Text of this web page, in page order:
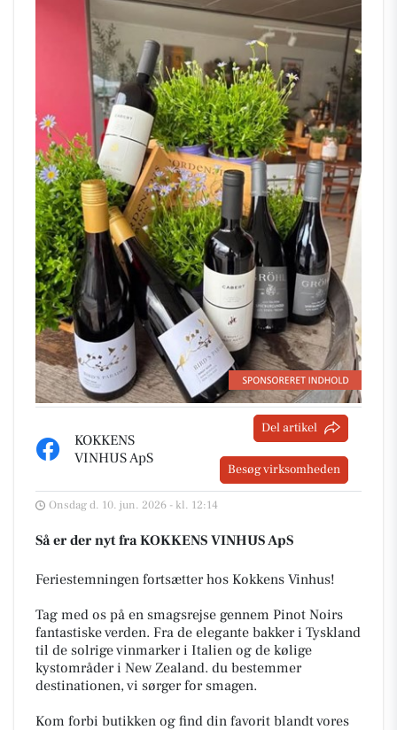
KOKKENS
VINHUS ApS
Del artikel
Besøg virksomheden
Onsdag d. 10. jun. 2026 - kl. 12:14
Så er der nyt fra KOKKENS VINHUS ApS
Feriestemningen fortsætter hos Kokkens Vinhus!
Tag med os på en smagsrejse gennem Pinot Noirs
fantastiske verden. Fra de elegante bakker i Tyskland
til de solrige vinmarker i Italien og de kølige
kystområder i New Zealand. du bestemmer
destinationen, vi sørger for smagen.
Kom forbi butikken og find din favorit blandt vores